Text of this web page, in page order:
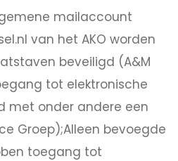
mailaccount
van het AKO worden
beveiligd (A&M
tot elektronische
met onder andere een
Groep);Alleen bevoegde
toegang tot